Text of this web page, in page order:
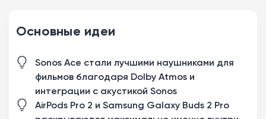
Основные идеи
Sonos Ace стали лучшими наушниками для
фильмов благодаря Dolby Atmos и
интеграции с акустикой Sonos
AirPods Pro 2 и Samsung Galaxy Buds 2 Pro